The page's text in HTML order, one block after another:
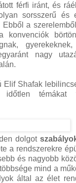
férfi iránt, és
sorsszerű és
Ebből a
konvenciók
nagy
Elif Shafak
időtlen témákat
dolgot
a rendszerekre
és nagyobb
mind a
által az élet